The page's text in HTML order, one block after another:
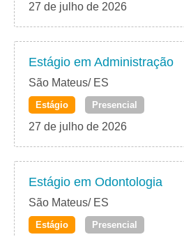
27 de julho de 2026
Estágio em Administração
São Mateus/ ES
Estágio Presencial
27 de julho de 2026
Estágio em Odontologia
São Mateus/ ES
Estágio Presencial